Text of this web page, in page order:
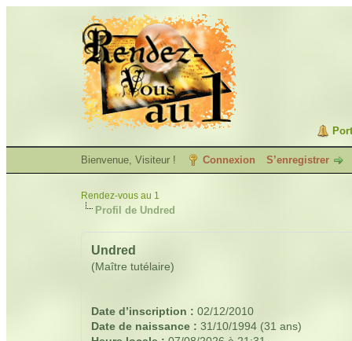
Bienvenue, Visiteur ! Connexion S’enregistrer
Rendez-vous au 1
Profil de Undred
Undred
(Maître tutélaire)
Date d’inscription : 02/12/2010
Date de naissance : 31/10/1994 (31 ans)